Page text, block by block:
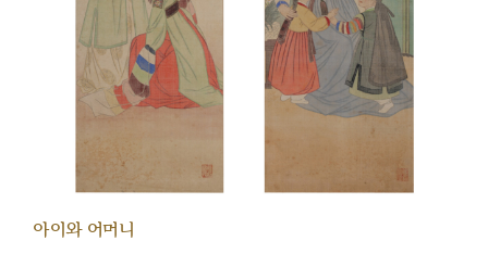
아이와 어머니